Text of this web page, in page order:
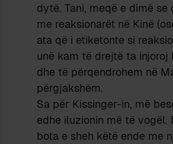
dytë. Tani, meqë e dimë se
me reaksionarët në Kinë
ata që i etiketonte si
unë kam të drejtë ta injoroj
dhe të përqendrohem në
përgjakshëm.
Sa për Kissinger-in, më
edhe iluzionin më të vogël.
bota e sheh këtë ende me